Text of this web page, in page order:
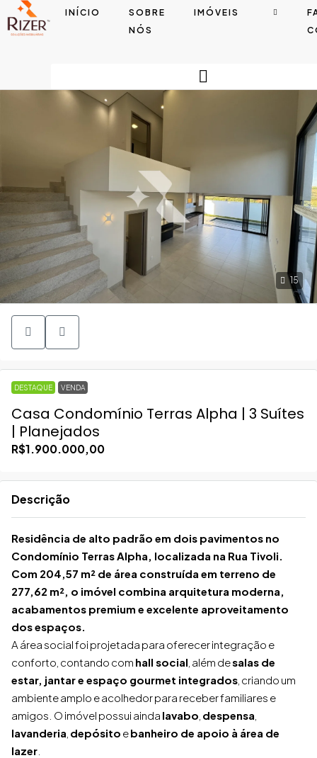
INÍCIO
SOBRE
NÓS
IMÓVEIS
15
DESTAQUE VENDA
Casa Condomínio Terras Alpha | 3 Suítes
| Planejados
R$1.900.000,00
Descrição
Residência de alto padrão em dois pavimentos no
Condomínio Terras Alpha, localizada na Rua Tivoli.
Com 204,57 m² de área construída em terreno de
277,62 m², o imóvel combina arquitetura moderna,
acabamentos premium e excelente aproveitamento
dos espaços.
A área social foi projetada para oferecer integração e
conforto, contando com hall social , além desalas de
estar, jantar e espaço gourmet integrados , criando um
ambiente amplo e acolhedor para receber familiares e
amigos. O imóvel possui ainda lavabo despensa
lavanderia depósito ebanheiro de apoio à área de
lazer